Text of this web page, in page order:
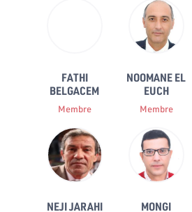
FATHI
BELGACEM
Membre
NOOMANE EL
EUCH
Membre
NEJI JARAHI
MONGI